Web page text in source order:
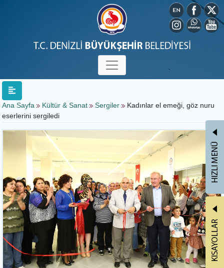
Ana Sayfa Kültür & Sanat Sergiler
Kadınlar el emeği, göz nuru
eserlerini sergiledi